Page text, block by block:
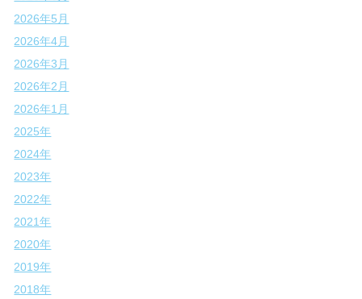
2026年5月
2026年4月
2026年3月
2026年2月
2026年1月
2025年
2024年
2023年
2022年
2021年
2020年
2019年
2018年